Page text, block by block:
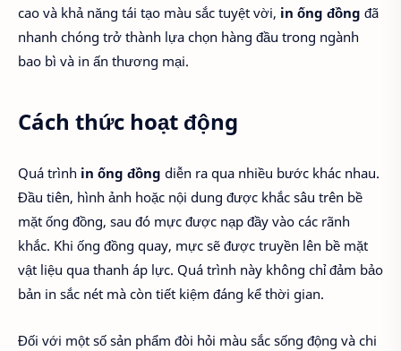
cao và khả năng tái tạo màu sắc tuyệt vời, in ống đồng đã
nhanh chóng trở thành lựa chọn hàng đầu trong ngành
bao bì và in ấn thương mại.
Cách thức hoạt động
Quá trình in ống đồng diễn ra qua nhiều bước khác nhau.
Đầu tiên, hình ảnh hoặc nội dung được khắc sâu trên bề
mặt ống đồng, sau đó mực được nạp đầy vào các rãnh
khắc. Khi ống đồng quay, mực sẽ được truyền lên bề mặt
vật liệu qua thanh áp lực. Quá trình này không chỉ đảm bảo
bản in sắc nét mà còn tiết kiệm đáng kể thời gian.
Đối với một số sản phẩm đòi hỏi màu sắc sống động và chi